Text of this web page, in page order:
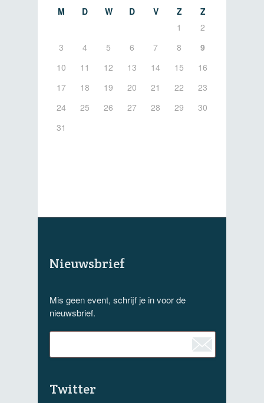
M
D W D V Z
Z
1
2
3
4 5 6 7 8
9
10
11 12 13 14 15
16
17
18 19 20 21 22
23
24
25 26 27 28 29
30
31
Nieuwsbrief
Mis geen event, schrijf je in voor de
nieuwsbrief.
Twitter